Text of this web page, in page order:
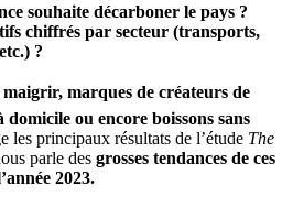
souhaite décarboner le pays ?
chiffrés par secteur (transports,
?
marques de créateurs de
ou encore boissons sans
les principaux résultats de l’étude The
parle des grosses tendances de ces
2023.